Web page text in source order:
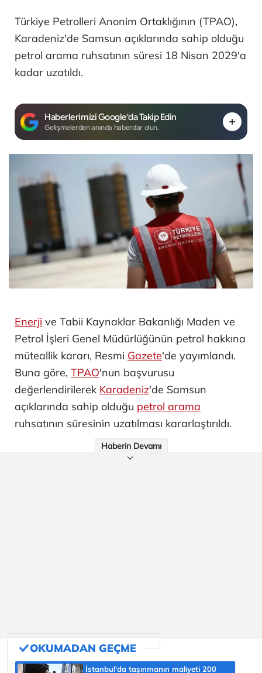
Türkiye Petrolleri Anonim Ortaklığının (TPAO),
Karadeniz'de Samsun açıklarında sahip olduğu
petrol arama ruhsatının süresi 18 Nisan 2029'a
kadar uzatıldı.
Haberlerimizi Google'da Takip Edin
Gelişmelerden anında haberdar olun.
Enerji ve Tabii Kaynaklar Bakanlığı Maden ve
Petrol İşleri Genel Müdürlüğünün petrol hakkına
müteallik kararı, Resmi Gazete'de yayımlandı.
Buna göre, TPAO'nun başvurusu
değerlendirilerek Karadeniz'de Samsun
açıklarında sahip olduğu petrol arama
ruhsatının süresinin uzatılması kararlaştırıldı.
Haberin Devamı
İstanbul'da taşınmanın maliyeti 200